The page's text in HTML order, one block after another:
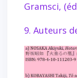
Gramsci,
9. Auteurs